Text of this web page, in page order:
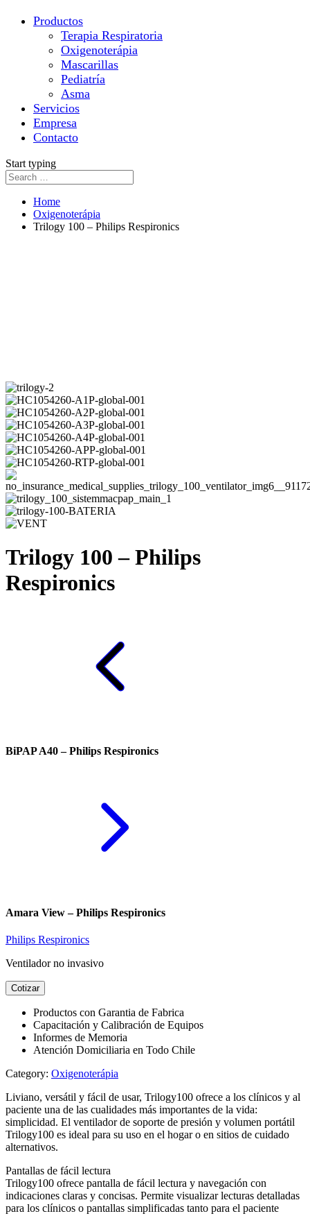
Productos
Terapia Respiratoria
Oxigenoterápia
Mascarillas
Pediatría
Asma
Servicios
Empresa
Contacto
Start typing
Home
Oxigenoterápia
Trilogy 100 – Philips Respironics
Trilogy 100 – Philips
Respironics
BiPAP A40 – Philips Respironics
Amara View – Philips Respironics
Philips Respironics
Ventilador no invasivo
Cotizar
Productos con Garantia de Fabrica
Capacitación y Calibración de Equipos
Informes de Memoria
Atención Domiciliaria en Todo Chile
Category: Oxigenoterápia
Liviano, versátil y fácil de usar, Trilogy100 ofrece a los clínicos y al
paciente una de las cualidades más importantes de la vida:
simplicidad. El ventilador de soporte de presión y volumen portátil
Trilogy100 es ideal para su uso en el hogar o en sitios de cuidado
alternativos.
Pantallas de fácil lectura
Trilogy100 ofrece pantalla de fácil lectura y navegación con
indicaciones claras y concisas. Permite visualizar lecturas detalladas
para los clínicos o pantallas simplificadas tanto para el paciente